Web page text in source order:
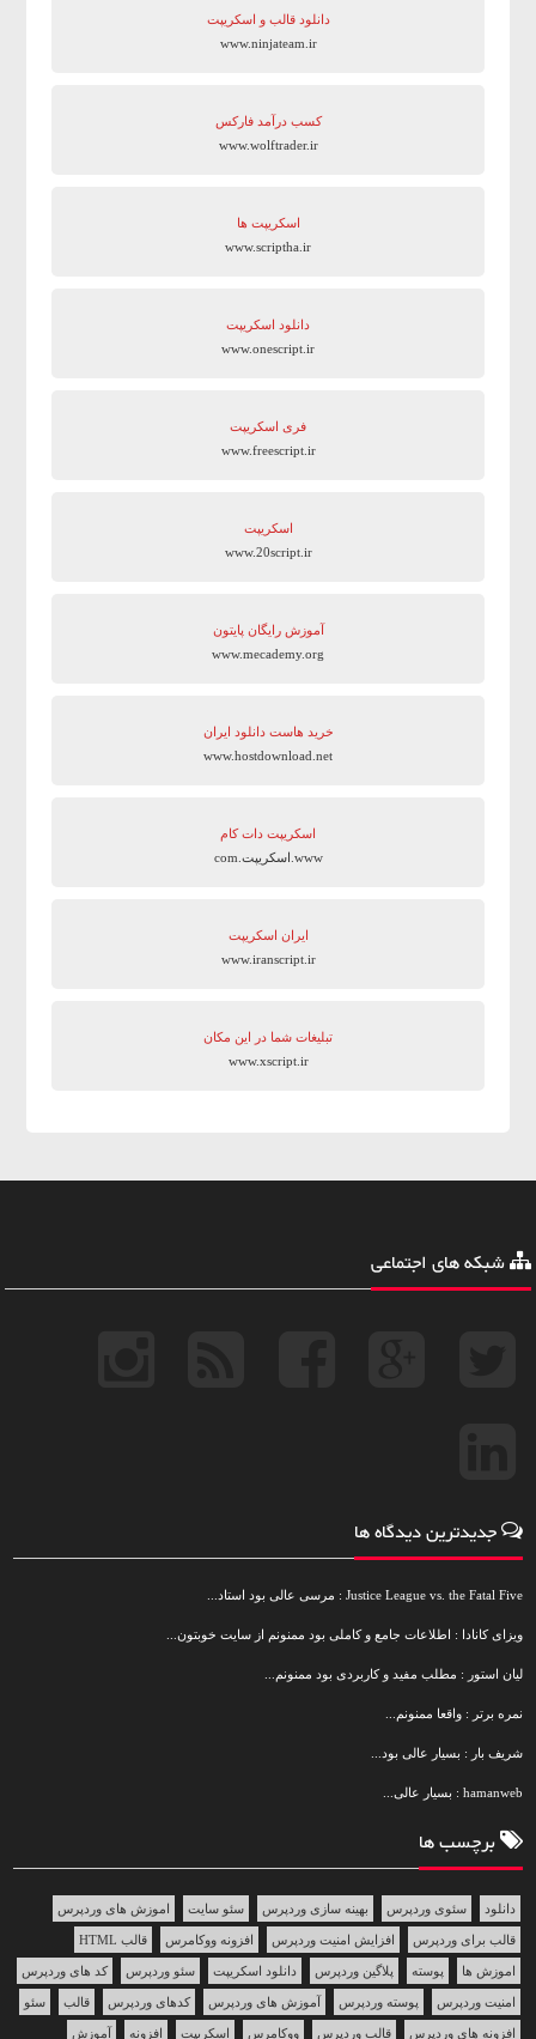
دانلود قالب و اسکریپت
www.ninjateam.ir
کسب درآمد فارکس
www.wolftrader.ir
اسکریپت ها
www.scriptha.ir
دانلود اسکریپت
www.onescript.ir
فری اسکریپت
www.freescript.ir
اسکریپت
www.20script.ir
آموزش رایگان پایتون
www.mecademy.org
خرید هاست دانلود ایران
www.hostdownload.net
اسکریپت دات کام
www.اسکریپت.com
ایران اسکریپت
www.iranscript.ir
تبلیغات شما در این مکان
www.xscript.ir
شبکه های اجتماعی
جدیدترین دیدگاه ها
Justice League vs. the Fatal Five : مرسی عالی بود استاد...
ویزای کانادا : اطلاعات جامع و کاملی بود ممنونم از سایت خوبتون...
لیان استور : مطلب مفید و کاربردی بود ممنونم...
نمره برتر : واقعا ممنونم...
شریف بار : بسیار عالی بود...
hamanweb : بسیار عالی...
برچسب ها
دانلود سئوی وردپرس بهینه سازی وردپرس سئو سایت اموزش های وردپرس
قالب برای وردپرس افزایش امنیت وردپرس افزونه ووکامرس قالب HTML
اموزش ها پوسته پلاگین وردپرس دانلود اسکریپت سئو وردپرس کد های وردپرس
امنیت وردپرس پوسته وردپرس آموزش های وردپرس کدهای وردپرس قالب سئو
افزونه های وردپرس قالب وردپرس ووکامرس اسکریپت افزونه آموزش